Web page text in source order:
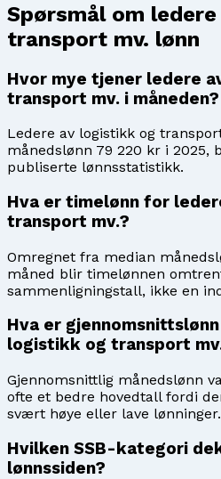
Spørsmål om
transport mv. lønn
Hvor mye tjener ledere
transport mv. i måneden?
Ledere av logistikk og
månedslønn 79 220 kr i 2025,
publiserte lønnsstatistikk.
Hva er timelønn for
transport mv.?
Omregnet fra median
måned blir timelønnen
sammenligningstall, ikke en
Hva er
logistikk og transport
Gjennomsnittlig månedslønn
ofte et bedre hovedtall fordi
svært høye eller lave lønninger.
Hvilken SSB-kategori
lønnssiden?